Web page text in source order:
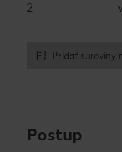
2
Pridať suroviny
Postup